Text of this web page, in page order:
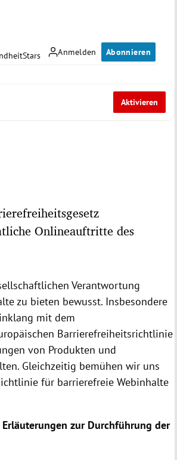
Anmelden Abonnieren
Stars
Aktivieren
Onlineauftritte des
Verantwortung
zu bieten bewusst. Insbesondere
mit dem
Barrierefreiheitsrichtlinie
von Produkten und
Gleichzeitig bemühen wir uns
für barrierefreie Webinhalte
zur Durchführung der